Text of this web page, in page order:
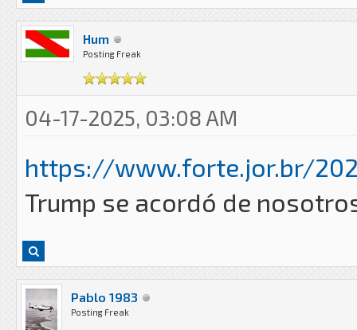
Hum
Posting Freak
04-17-2025, 03:08 AM
https://www.forte.jor.br/
Trump se acordó de
Pablo 1983
Posting Freak